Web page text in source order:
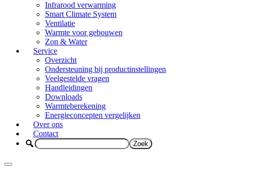
Infrarood verwarming
Smart Climate System
Ventilatie
Warmte voor gebouwen
Zon & Water
Service
Overzicht
Ondersteuning bij productinstellingen
Veelgestelde vragen
Handleidingen
Downloads
Warmteberekening
Energieconcepten vergelijken
Over ons
Contact